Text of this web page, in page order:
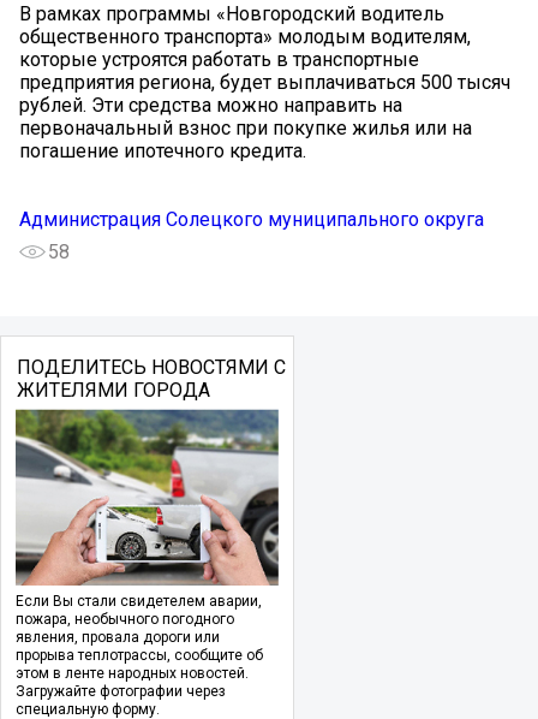
В рамках программы «Новгородский водитель
общественного транспорта» молодым водителям,
которые устроятся работать в транспортные
предприятия региона, будет выплачиваться 500 тысяч
рублей. Эти средства можно направить на
первоначальный взнос при покупке жилья или на
погашение ипотечного кредита.
Администрация Солецкого муниципального округа
58
ПОДЕЛИТЕСЬ НОВОСТЯМИ С
ЖИТЕЛЯМИ ГОРОДА
Если Вы стали свидетелем аварии,
пожара, необычного погодного
явления, провала дороги или
прорыва теплотрассы, сообщите об
этом в ленте народных новостей.
Загружайте фотографии через
специальную форму.